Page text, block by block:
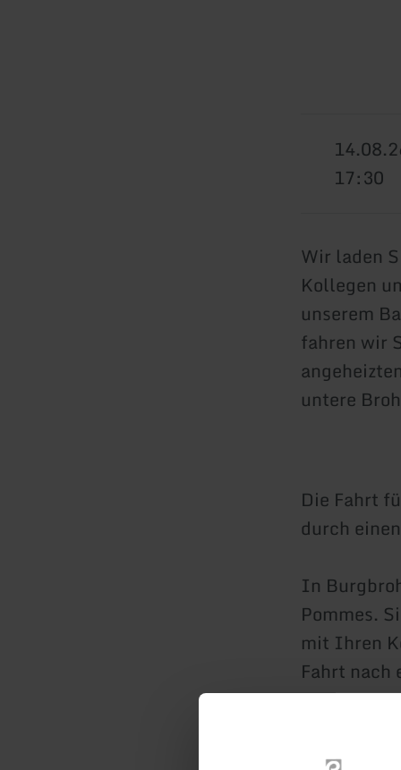
17:30
Wir laden
Kollegen
unserem
fahren wir
untere
Die Fahrt
durch
In
Pommes.
mit Ihren
Fahrt
führt, wo
Der